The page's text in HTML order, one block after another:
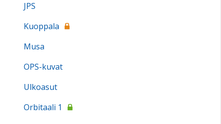
JPS
Kuoppala
Musa
OPS-kuvat
Ulkoasut
Orbitaali 1